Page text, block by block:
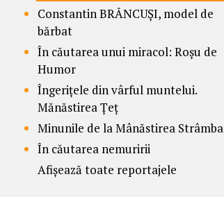
Constantin BRÂNCUȘI, model de
bărbat
În căutarea unui miracol: Roșu de
Humor
Îngerițele din vârful muntelui.
Mănăstirea Țeț
Minunile de la Mânăstirea Strâmba
În căutarea nemuririi
Afișează toate reportajele